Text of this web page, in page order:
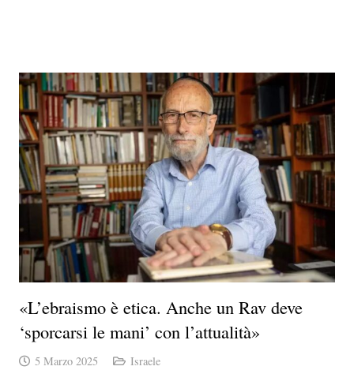
«L’ebraismo è etica. Anche un Rav deve
‘sporcarsi le mani’ con l’attualità»
5 Marzo 2025 Israele